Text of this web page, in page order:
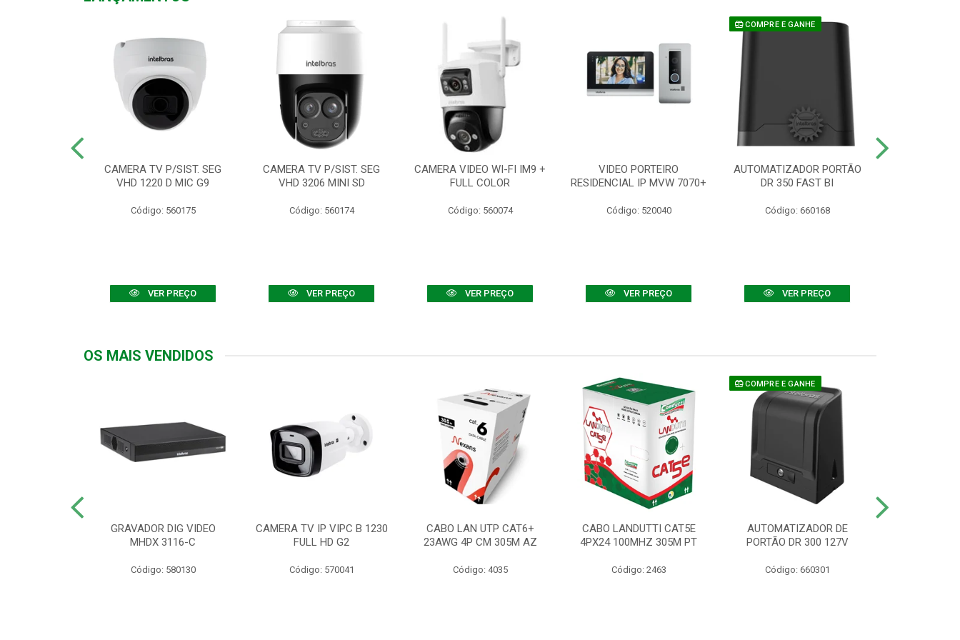
CAMERA TV P/SIST. SEG
VHD 1220 D MIC G9
Código: 560175
VER PREÇO
CAMERA TV P/SIST. SEG
VHD 3206 MINI SD
Código: 560174
VER PREÇO
CAMERA VIDEO WI-FI IM9 +
FULL COLOR
Código: 560074
VER PREÇO
VIDEO PORTEIRO
RESIDENCIAL IP MVW 7070+
Código: 520040
VER PREÇO
COMPRE E GANHE
AUTOMATIZADOR PORTÃO
DR 350 FAST BI
Código: 660168
VER PREÇO
OS MAIS VENDIDOS
GRAVADOR DIG VIDEO
MHDX 3116-C
Código: 580130
CAMERA TV IP VIPC B 1230
FULL HD G2
Código: 570041
CABO LAN UTP CAT6+
23AWG 4P CM 305M AZ
Código: 4035
CABO LANDUTTI CAT5E
4PX24 100MHZ 305M PT
Código: 2463
COMPRE E GANHE
AUTOMATIZADOR DE
PORTÃO DR 300 127V
Código: 660301